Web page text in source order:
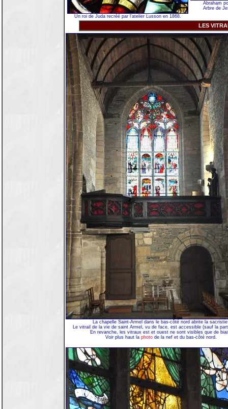
Un roi de Juda recréé par l'atelier Lusson en 1868.
Abraham
Arbre de
LES
La chapelle Saint-Armel dans le bas-côté nord abrite la
Le vitrail de la vie de saint Armel, vu de face, est accessible (sauf la
En revanche, les vitraux est et ouest ne sont visibles que de
Voir plus haut la photode la nef et du bas-côté nord.